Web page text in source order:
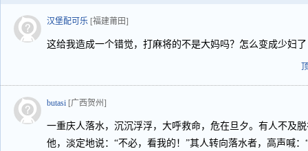
汉堡配可乐 [福建莆田]
这给我造成一个错觉，打麻将的不是大妈吗？怎么变成少妇了
butasi [广西贺州]
一重庆人落水，沉沉浮浮，大呼救命，危在旦夕。有人不及
他，淡定地说：“不必，看我的！”其人转向落水者，高声喊